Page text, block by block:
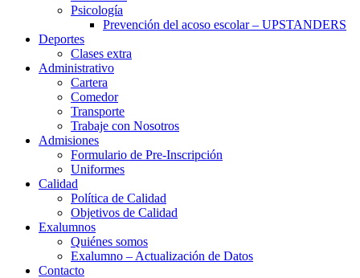
Psicología
Prevención del acoso escolar – UPSTANDERS
Deportes
Clases extra
Administrativo
Cartera
Comedor
Transporte
Trabaje con Nosotros
Admisiones
Formulario de Pre-Inscripción
Uniformes
Calidad
Política de Calidad
Objetivos de Calidad
Exalumnos
Quiénes somos
Exalumno – Actualización de Datos
Contacto